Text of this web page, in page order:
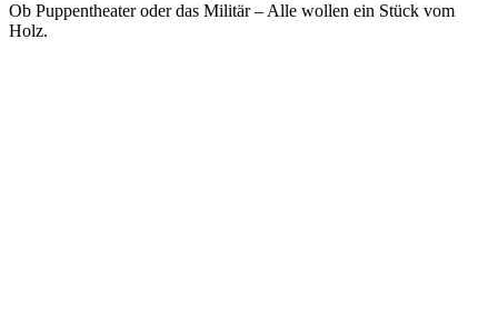
Ob Puppentheater oder das Militär – Alle wollen ein Stück vom
Holz.